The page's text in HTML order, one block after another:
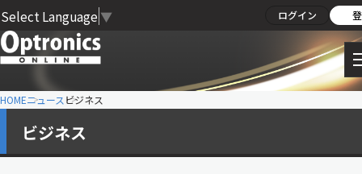
Select Language ▼ ログイン
HOMEニュース ビジネス
ビジネス